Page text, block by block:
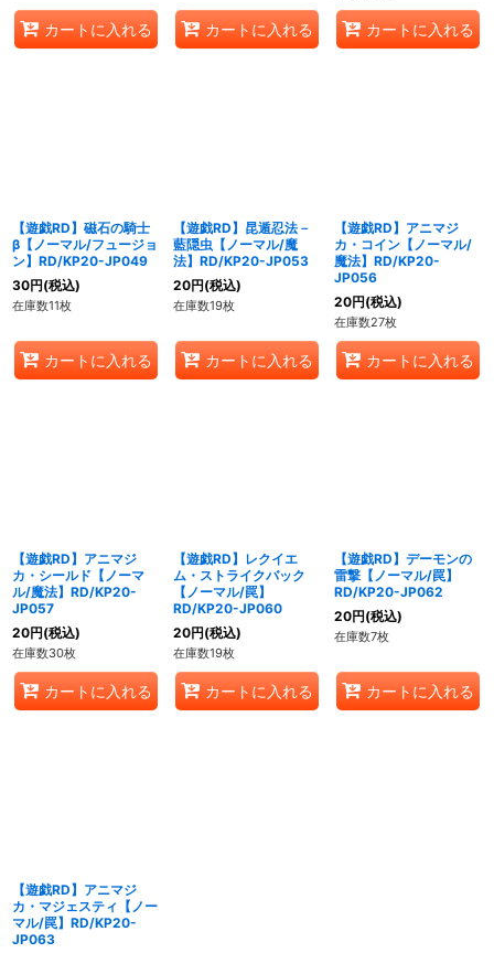
カートに入れる カートに入れる カートに入れる
【遊戯RD】磁石の騎士
β【ノーマル/フュージョ
ン】RD/KP20-JP049
30円(税込)
在庫数11枚
カートに入れる
【遊戯RD】昆遁忍法－
藍隠虫【ノーマル/魔
法】RD/KP20-JP053
20円(税込)
在庫数19枚
カートに入れる
【遊戯RD】アニマジ
カ・コイン【ノーマル/
魔法】RD/KP20-
JP056
20円(税込)
在庫数27枚
カートに入れる
【遊戯RD】アニマジ
カ・シールド【ノーマ
ル/魔法】RD/KP20-
JP057
20円(税込)
在庫数30枚
カートに入れる
【遊戯RD】レクイエ
ム・ストライクバック
【ノーマル/罠】
RD/KP20-JP060
20円(税込)
在庫数19枚
カートに入れる
【遊戯RD】デーモンの
雷撃【ノーマル/罠】
RD/KP20-JP062
20円(税込)
在庫数7枚
カートに入れる
【遊戯RD】アニマジ
カ・マジェスティ【ノー
マル/罠】RD/KP20-
JP063